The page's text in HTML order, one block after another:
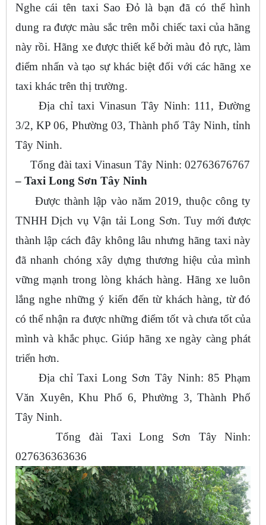
Nghe cái tên taxi Sao Đỏ là bạn đã có thể hình
dung ra được màu sắc trên mỗi chiếc taxi của hãng
này rồi. Hãng xe được thiết kế bởi màu đỏ rực, làm
điểm nhấn và tạo sự khác biệt đối với các hãng xe
taxi khác trên thị trường.
Địa chỉ taxi Vinasun Tây Ninh: 111, Đường
3/2, KP 06, Phường 03, Thành phố Tây Ninh, tỉnh
Tây Ninh.
Tổng đài taxi Vinasun Tây Ninh: 02763676767
– Taxi Long Sơn Tây Ninh
Được thành lập vào năm 2019, thuộc công ty
TNHH Dịch vụ Vận tải Long Sơn. Tuy mới được
thành lập cách đây không lâu nhưng hãng taxi này
đã nhanh chóng xây dựng thương hiệu của mình
vững mạnh trong lòng khách hàng. Hãng xe luôn
lắng nghe những ý kiến đến từ khách hàng, từ đó
có thể nhận ra được những điểm tốt và chưa tốt của
mình và khắc phục. Giúp hãng xe ngày càng phát
triển hơn.
Địa chỉ Taxi Long Sơn Tây Ninh: 85 Phạm
Văn Xuyên, Khu Phố 6, Phường 3, Thành Phố
Tây Ninh.
Tổng đài Taxi Long Sơn Tây Ninh:
027636363636